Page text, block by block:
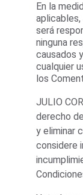
En la
aplicables,
será
ninguna
causados
cualquier
los
JULIO
derecho
y eliminar
considere